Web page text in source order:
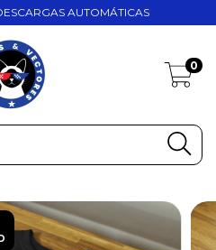
AUTOMÁTICAS
0